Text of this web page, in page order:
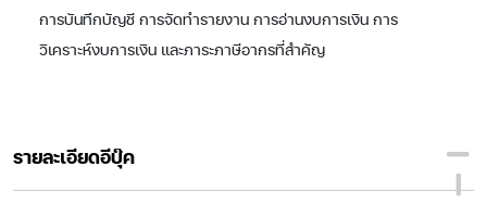
การบันทึกบัญชี การจัดทำรายงาน การอ่านงบการเงิน การ
วิเคราะห์งบการเงิน และภาระภาษีอากรที่สำคัญ
รายละเอียดอีบุ๊ค